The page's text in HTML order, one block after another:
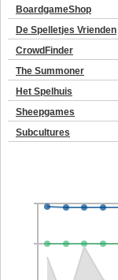
BoardgameShop
De Spelletjes Vrienden
CrowdFinder
The Summoner
Het Spelhuis
Sheepgames
Subcultures